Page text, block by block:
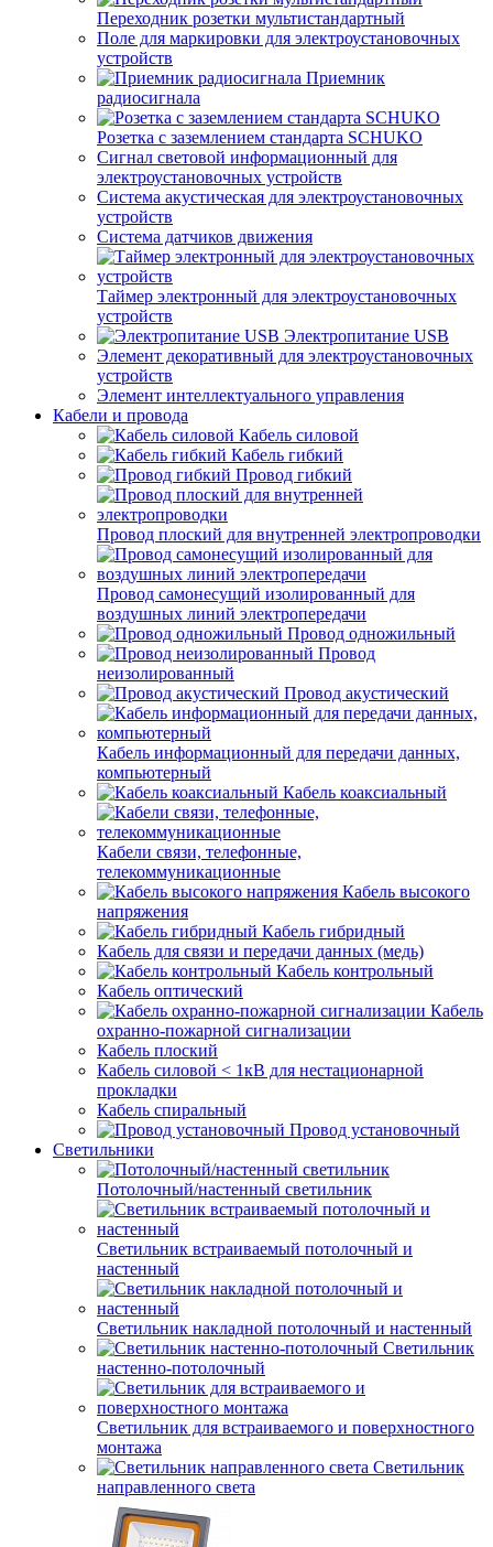
Переходник розетки мультистандартный
Поле для маркировки для электроустановочных
устройств
Приемник
радиосигнала
Розетка с заземлением стандарта SCHUKO
Сигнал световой информационный для
электроустановочных устройств
Система акустическая для электроустановочных
устройств
Система датчиков движения
Таймер электронный для электроустановочных
устройств
Электропитание USB
Элемент декоративный для электроустановочных
устройств
Элемент интеллектуального управления
Кабели и провода
Кабель силовой
Кабель гибкий
Провод гибкий
Провод плоский для внутренней электропроводки
Провод самонесущий изолированный для
воздушных линий электропередачи
Провод одножильный
Провод
неизолированный
Провод акустический
Кабель информационный для передачи данных,
компьютерный
Кабель коаксиальный
Кабели связи, телефонные,
телекоммуникационные
Кабель высокого
напряжения
Кабель гибридный
Кабель для связи и передачи данных (медь)
Кабель контрольный
Кабель оптический
Кабель
охранно-пожарной сигнализации
Кабель плоский
Кабель силовой < 1кВ для нестационарной
прокладки
Кабель спиральный
Провод установочный
Светильники
Потолочный/настенный светильник
Светильник встраиваемый потолочный и
настенный
Светильник накладной потолочный и настенный
Светильник
настенно-потолочный
Светильник для встраиваемого и поверхностного
монтажа
Светильник
направленного света